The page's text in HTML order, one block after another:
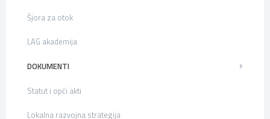
Šjora za otok
LAG akademija
DOKUMENTI
Statut i opći akti
Lokalna razvojna strategija